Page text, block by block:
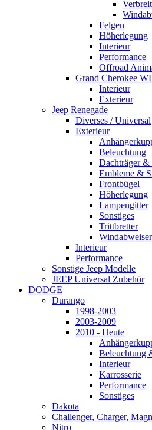
Felgen
Höherlegung
Interieur
Performance
Offroad
Grand Cherokee
Interieur
Exterieur
Jeep Renegade
Diverses / Universal
Exterieur
Beleuchtung
Dachträger &
Embleme &
Frontbügel
Höherlegung
Lampengitter
Sonstiges
Trittbretter
Windabweiser
Interieur
Performance
Sonstige Jeep Modelle
JEEP Universal Zubehör
DODGE
Durango
1998-2003
2003-2009
2010 - Heute
Beleuchtung
Interieur
Karrosserie
Performance
Sonstiges
Dakota
Challenger, Charger,
Nitro